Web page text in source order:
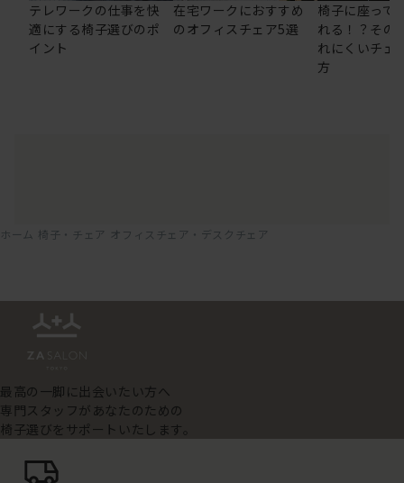
テレワークの仕事を快
適にする椅子選びのポ
イント
在宅ワークにおすすめ
のオフィスチェア5選
椅子に座って
れる！？その
れにくいチェ
方
ホーム 椅子・チェア オフィスチェア・デスクチェア
最高の一脚に出会いたい方へ
専門スタッフがあなたのための
椅子選びをサポートいたします。